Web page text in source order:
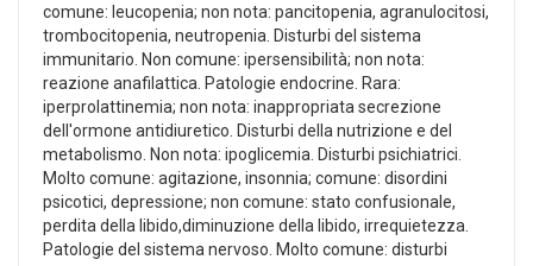
comune: leucopenia; non nota: pancitopenia, agranulocitosi,
trombocitopenia, neutropenia. Disturbi del sistema
immunitario. Non comune: ipersensibilità; non nota:
reazione anafilattica. Patologie endocrine. Rara:
iperprolattinemia; non nota: inappropriata secrezione
dell'ormone antidiuretico. Disturbi della nutrizione e del
metabolismo. Non nota: ipoglicemia. Disturbi psichiatrici.
Molto comune: agitazione, insonnia; comune: disordini
psicotici, depressione; non comune: stato confusionale,
perdita della libido,diminuzione della libido, irrequietezza.
Patologie del sistema nervoso. Molto comune: disturbi